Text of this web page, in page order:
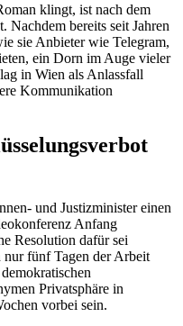
klingt, ist nach dem
Nachdem bereits seit Jahren
sie Anbieter wie Telegram,
ein Dorn im Auge vieler
in Wien als Anlassfall
Kommunikation
und Justizminister einen
Anfang
Resolution dafür sei
nur fünf Tagen der Arbeit
Privatsphäre in
vorbei sein.